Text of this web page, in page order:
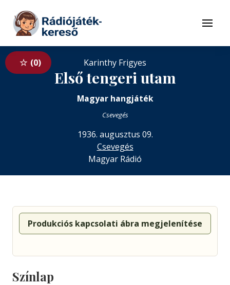
Tovább a tartalomhoz
Menü
0 Karinthy Frigyes
Első tengeri utam
Magyar hangjáték
Csevegés
1936. augusztus 09.
Csevegés
Magyar Rádió
Produkciós kapcsolati ábra megjelenítése
Színlap